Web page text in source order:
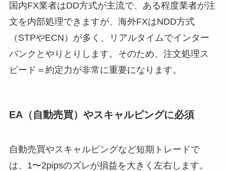
国内FX業者はDD方式が主流で、ある程度業者が注
文を内部処理できますが、海外FXはNDD方式
（STPやECN）が多く、リアルタイムでインター
バンクとやりとりします。そのため、注文処理ス
ピード＝約定力が非常に重要になります。
EA（自動売買）やスキャルピングに必須
自動売買やスキャルピングなど短期トレードで
は、1〜2pipsのズレが損益を大きく左右します。